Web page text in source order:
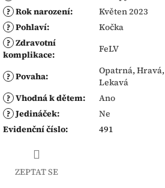
? Rok narození:
Květen 2023
? Pohlaví:
Kočka
? Zdravotní
komplikace: FeLV
? Povaha: Opatrná,Hravá,
Lekavá
? Vhodná k dětem:
Ano
? Jedináček:
Ne
Evidenční číslo: 491
ZEPTAT SE